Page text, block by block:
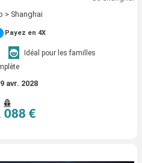
> Shanghai
Payez en 4X
Idéal pour les familles
avr. 2028
088 €